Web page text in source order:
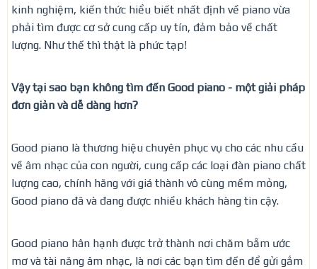
kinh nghiệm, kiến thức hiểu biết nhất định về piano vừa
phải tìm được cơ sở cung cấp uy tín, đảm bảo về chất
lượng. Như thế thì thật là phức tạp!
Vậy tại sao bạn không tìm đến Good piano - một giải pháp
đơn giản và dễ dàng hơn?
Good piano là thương hiệu chuyên phục vụ cho các nhu cầu
về âm nhạc của con người, cung cấp các loại đàn piano chất
lượng cao, chính hãng với giá thành vô cùng mềm mỏng,
Good piano đã và đang được nhiều khách hàng tin cậy.
Good piano hân hạnh được trở thành nơi chăm bẵm ước
mơ và tài năng âm nhạc, là nơi các bạn tìm đến để gửi gắm